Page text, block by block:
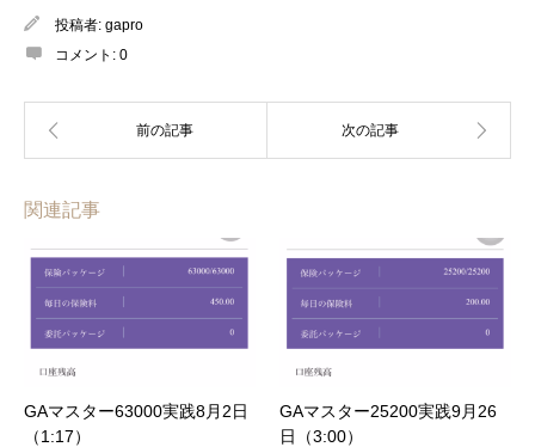
投稿者: gapro
コメント: 0
関連記事
GAマスター63000実践8月2日
（1:17）
GAマスター25200実践9月26
日（3:00）